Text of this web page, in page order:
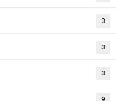
3
3
3
9